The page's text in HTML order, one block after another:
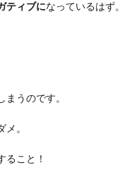
ティブになっているはず。
まうのです。
。
ること！